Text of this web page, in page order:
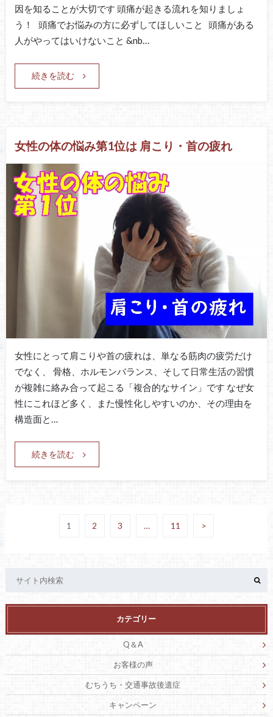
因を知ることが大切です 頭痛が起きる流れを知りましょ
う！ 頭痛でお悩みの方に必ずしてほしいこと 頭痛がある
人がやってはいけないこと &nb…
続きを読む
女性の体の悩み第1位は 肩こり・首の疲れ
女性にとって肩こりや首の疲れは、単なる筋肉の疲労だけ
でなく、 骨格、ホルモンバランス、そして日常生活の習慣
が複雑に絡み合って起こる「複合的なサイン」です なぜ女
性にこれほど多く、また慢性化しやすいのか、その理由を
構造面と…
続きを読む
1 2 3 … 11 >
カテゴリー
Q＆A
お客様の声
むちうち・交通事故後遺症
キャンペーン